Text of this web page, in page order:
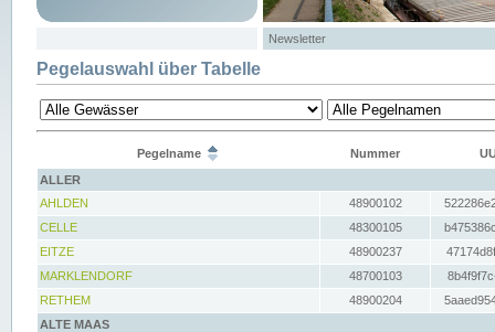
Newsletter
Pegelauswahl über Tabelle
Pegelname Nummer
ALLER
AHLDEN
48900102
CELLE
48300105
EITZE
48900237
MARKLENDORF
48700103
RETHEM
48900204
ALTE MAAS